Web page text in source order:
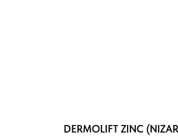
DERMOLIFT ZINC